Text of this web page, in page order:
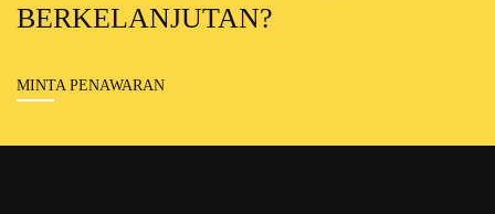
BERKELANJUTAN?
MINTA PENAWARAN